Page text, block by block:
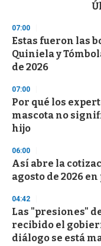
d
s
o
f
3
s
e
c
o
n
07:00
Estas fueron las
Quiniela y
de 2026
07:00
Por qué los
mascota no
hijo
06:00
Así abre la
agosto de 2026
04:42
Las "presiones"
recibido el
diálogo se está